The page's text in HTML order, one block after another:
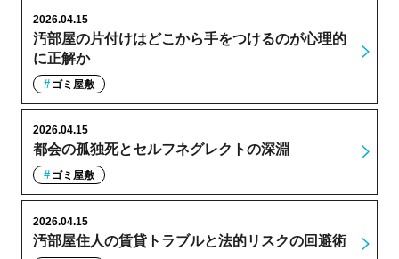
汚部屋の片付けはどこから手をつけるのが心理的
に正解か
2026.04.15
ゴミ屋敷
都会の孤独死とセルフネグレクトの深淵
2026.04.15
ゴミ屋敷
汚部屋住人の賃貸トラブルと法的リスクの回避術
2026.04.15